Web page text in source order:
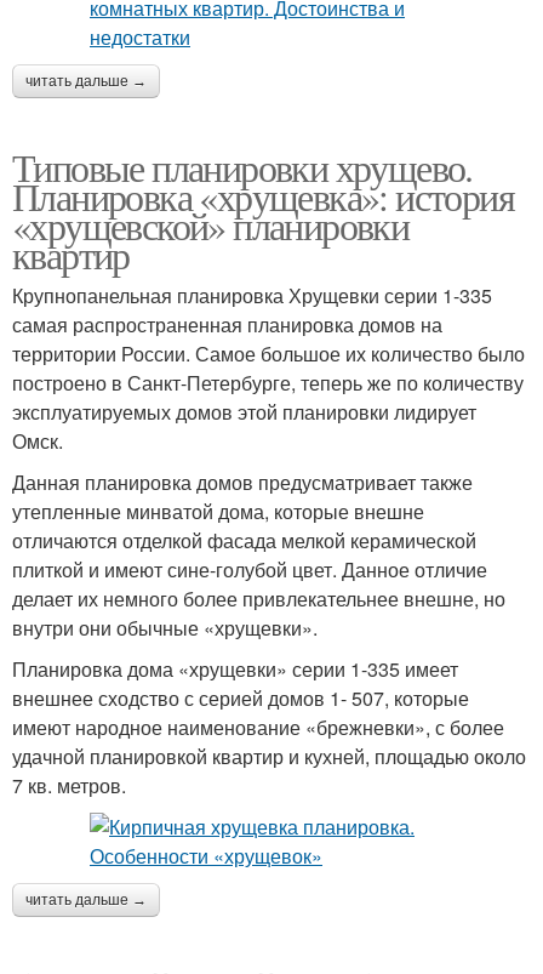
читать дальше →
Типовые планировки хрущево.
Планировка «хрущевка»: история
«хрущевской» планировки
квартир
Крупнопанельная планировка Хрущевки серии 1-335
самая распространенная планировка домов на
территории России. Самое большое их количество было
построено в Санкт-Петербурге, теперь же по количеству
эксплуатируемых домов этой планировки лидирует
Омск.
Данная планировка домов предусматривает также
утепленные минватой дома, которые внешне
отличаются отделкой фасада мелкой керамической
плиткой и имеют сине-голубой цвет. Данное отличие
делает их немного более привлекательнее внешне, но
внутри они обычные «хрущевки».
Планировка дома «хрущевки» серии 1-335 имеет
внешнее сходство с серией домов 1- 507, которые
имеют народное наименование «брежневки», с более
удачной планировкой квартир и кухней, площадью около
7 кв. метров.
читать дальше →